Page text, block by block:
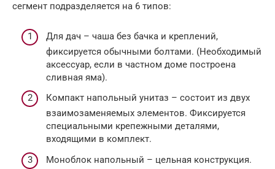
сегмент подразделяется на 6 типов:
Для дач – чаша без бачка и креплений,
фиксируется обычными болтами. (Необходимый
аксессуар, если в частном доме построена
сливная яма).
Компакт напольный унитаз – состоит из двух
взаимозаменяемых элементов. Фиксируется
специальными крепежными деталями,
входящими в комплект.
Моноблок напольный – цельная конструкция.